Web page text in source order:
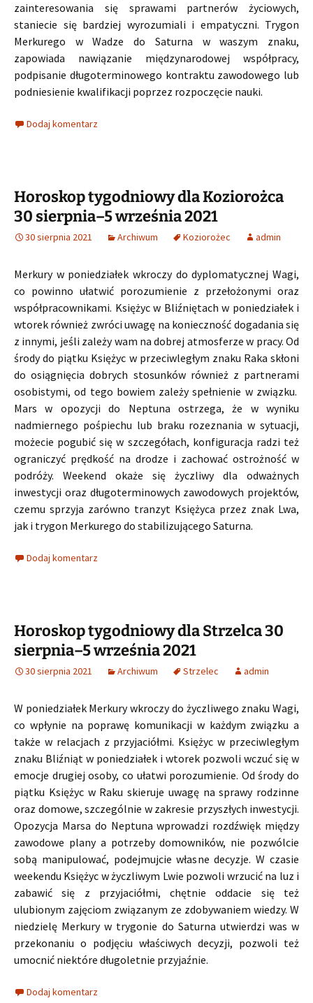
zainteresowania się sprawami partnerów życiowych,
staniecie się bardziej wyrozumiali i empatyczni. Trygon
Merkurego w Wadze do Saturna w waszym znaku,
zapowiada nawiązanie międzynarodowej współpracy,
podpisanie długoterminowego kontraktu zawodowego lub
podniesienie kwalifikacji poprzez rozpoczęcie nauki.
Dodaj komentarz
Horoskop tygodniowy dla Koziorożca
30 sierpnia–5 września 2021
30 sierpnia 2021 Archiwum Koziorożec admin
Merkury w poniedziałek wkroczy do dyplomatycznej Wagi,
co powinno ułatwić porozumienie z przełożonymi oraz
współpracownikami. Księżyc w Bliźniętach w poniedziałek i
wtorek również zwróci uwagę na konieczność dogadania się
z innymi, jeśli zależy wam na dobrej atmosferze w pracy. Od
środy do piątku Księżyc w przeciwległym znaku Raka skłoni
do osiągnięcia dobrych stosunków również z partnerami
osobistymi, od tego bowiem zależy spełnienie w związku.
Mars w opozycji do Neptuna ostrzega, że w wyniku
nadmiernego pośpiechu lub braku rozeznania w sytuacji,
możecie pogubić się w szczegółach, konfiguracja radzi też
ograniczyć prędkość na drodze i zachować ostrożność w
podróży. Weekend okaże się życzliwy dla odważnych
inwestycji oraz długoterminowych zawodowych projektów,
czemu sprzyja zarówno tranzyt Księżyca przez znak Lwa,
jak i trygon Merkurego do stabilizującego Saturna.
Dodaj komentarz
Horoskop tygodniowy dla Strzelca 30
sierpnia–5 września 2021
30 sierpnia 2021 Archiwum Strzelec admin
W poniedziałek Merkury wkroczy do życzliwego znaku Wagi,
co wpłynie na poprawę komunikacji w każdym związku a
także w relacjach z przyjaciółmi. Księżyc w przeciwległym
znaku Bliźniąt w poniedziałek i wtorek pozwoli wczuć się w
emocje drugiej osoby, co ułatwi porozumienie. Od środy do
piątku Księżyc w Raku skieruje uwagę na sprawy rodzinne
oraz domowe, szczególnie w zakresie przyszłych inwestycji.
Opozycja Marsa do Neptuna wprowadzi rozdźwięk między
zawodowe plany a potrzeby domowników, nie pozwólcie
sobą manipulować, podejmujcie własne decyzje. W czasie
weekendu Księżyc w życzliwym Lwie pozwoli wrzucić na luz i
zabawić się z przyjaciółmi, chętnie oddacie się też
ulubionym zajęciom związanym ze zdobywaniem wiedzy. W
niedzielę Merkury w trygonie do Saturna utwierdzi was w
przekonaniu o podjęciu właściwych decyzji, pozwoli też
umocnić niektóre długoletnie przyjaźnie.
Dodaj komentarz